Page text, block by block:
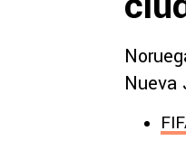
Nueva